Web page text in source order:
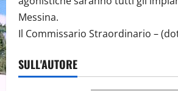
Messina.
Il Commissario Straordinario –
SULL'AUTORE